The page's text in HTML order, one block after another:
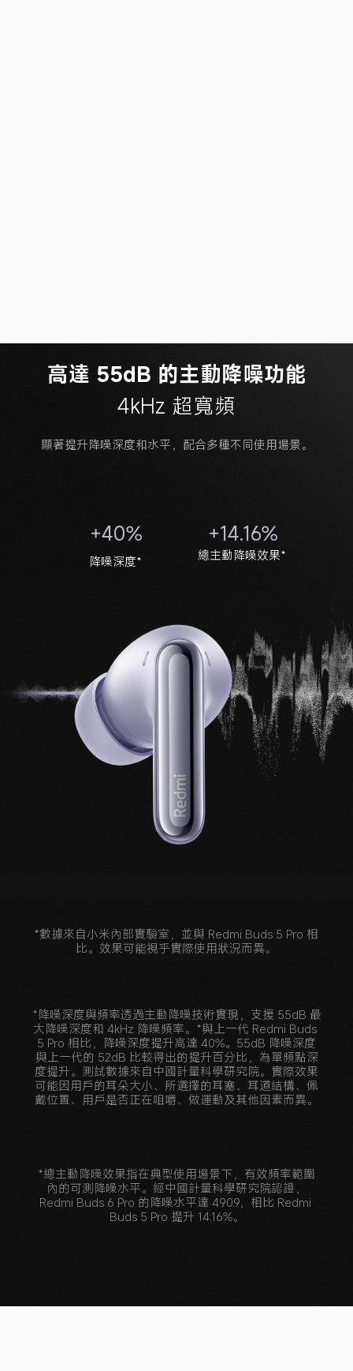
高達 55dB 的主動降噪功能
4kHz 超寬頻
顯著提升降噪深度和水平，配合多種不同使用場景。
+40%
降噪深度*
+14.16%
總主動降噪效果*
*數據來自小米內部實驗室，並與 Redmi Buds 5 Pro 相
比。效果可能視乎實際使用狀況而異。
*降噪深度與頻率透過主動降噪技術實現，支援 55dB 最
大降噪深度和 4kHz 降噪頻率。*與上一代 Redmi Buds
5 Pro 相比，降噪深度提升高達 40%。55dB 降噪深度
與上一代的 52dB 比較得出的提升百分比，為單頻點深
度提升。測試數據來自中國計量科學研究院。實際效果
可能因用戶的耳朵大小、所選擇的耳塞、耳道結構、佩
戴位置、用戶是否正在咀嚼、做運動及其他因素而異。
*總主動降噪效果指在典型使用場景下，有效頻率範圍
內的可測降噪水平。經中國計量科學研究院認證，
Redmi Buds 6 Pro 的降噪水平達 490.9，相比 Redmi
Buds 5 Pro 提升 14.16%。